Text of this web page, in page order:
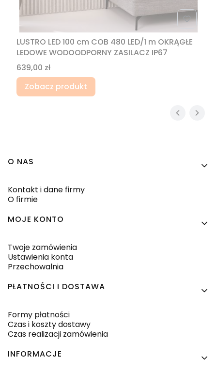
LUSTRO LED 100 cm COB 480 LED/1 m OKRĄGŁE
LEDOWE WODOODPORNY ZASILACZ IP67
Cena
639,00 zł
Zobacz produkt
Linki w stopce
O NAS
Kontakt i dane firmy
O firmie
MOJE KONTO
Twoje zamówienia
Ustawienia konta
Przechowalnia
PŁATNOŚCI I DOSTAWA
Formy płatności
Czas i koszty dostawy
Czas realizacji zamówienia
INFORMACJE